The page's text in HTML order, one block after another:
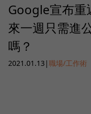
Google宣布重
來一週只需進
嗎？
2021.01.13 |職場/工作術